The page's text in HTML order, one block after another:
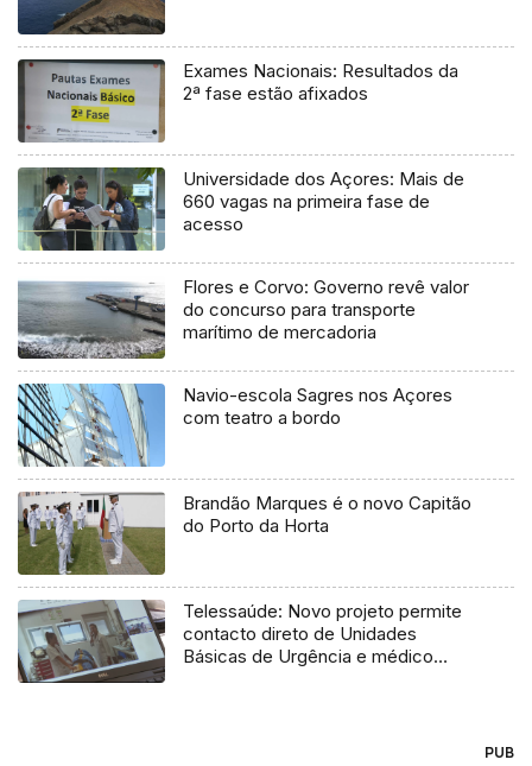
Exames Nacionais: Resultados da
2ª fase estão afixados
Universidade dos Açores: Mais de
660 vagas na primeira fase de
acesso
Flores e Corvo: Governo revê valor
do concurso para transporte
marítimo de mercadoria
Navio-escola Sagres nos Açores
com teatro a bordo
Brandão Marques é o novo Capitão
do Porto da Horta
Telessaúde: Novo projeto permite
contacto direto de Unidades
Básicas de Urgência e médico
PUB